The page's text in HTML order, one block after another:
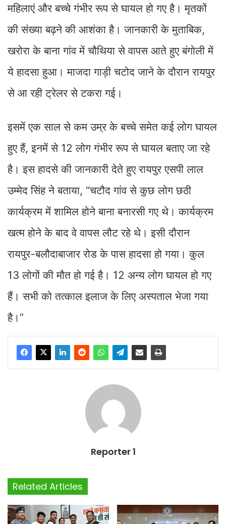
महिलाएं और बच्चे गंभीर रूप से घायल हो गए है। मृतकों
की संख्या बढ़ने की आशंका है। जानकारी के मुताबिक,
खरोरा के बाना गांव में चौथिया से वापस आते हुए बंगोली में
ये हादसा हुआ। माजदा गाड़ी चटोद जाने के दौरान रायपुर
से आ रही ट्रेलर से टकरा गई।
इसमें एक साल से कम उम्र के बच्चे समेत कई लोग घायल
हुए हैं, इनमें से 12 लोग गंभीर रूप से घायल बताए जा रहे
है। इस हादसे की जानकारी देते हुए रायपुर एसपी लाल
उम्मेद सिंह ने बताया, “चटौद गांव से कुछ लोग छठी
कार्यक्रम में शामिल होने बाना बनारसी गए थे। कार्यक्रम
खत्म होने के बाद वे वापस लौट रहे थे। इसी दौरान
रायपुर-बलौदाबाजार रोड के पास हादसा हो गया। कुल
13 लोगों की मौत हो गई है। 12 अन्य लोग घायल हो गए
हैं। सभी को तत्काल इलाज के लिए अस्पताल भेजा गया
है।”
Reporter 1
Related Articles